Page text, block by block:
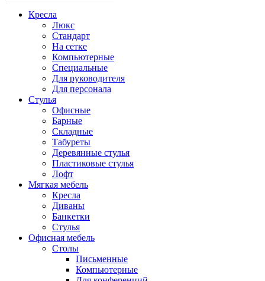
Кресла
Люкс
Стандарт
На сетке
Компьютерные
Специальные
Для руководителя
Для персонала
Стулья
Офисные
Барные
Складные
Табуреты
Деревянные стулья
Пластиковые стулья
Лофт
Мягкая мебель
Кресла
Диваны
Банкетки
Стулья
Офисная мебель
Столы
Письменные
Компьютерные